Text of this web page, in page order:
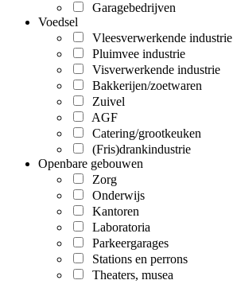
Garagebedrijven
Voedsel
Vleesverwerkende industrie
Pluimvee industrie
Visverwerkende industrie
Bakkerijen/zoetwaren
Zuivel
AGF
Catering/grootkeuken
(Fris)drankindustrie
Openbare gebouwen
Zorg
Onderwijs
Kantoren
Laboratoria
Parkeergarages
Stations en perrons
Theaters, musea